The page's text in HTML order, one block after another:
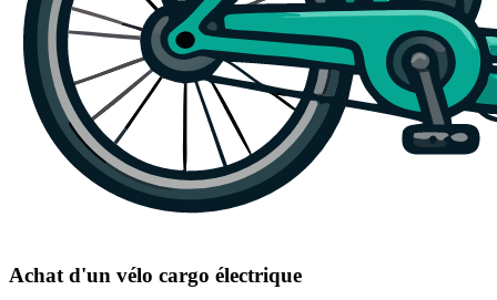
Achat d'un vélo cargo électrique